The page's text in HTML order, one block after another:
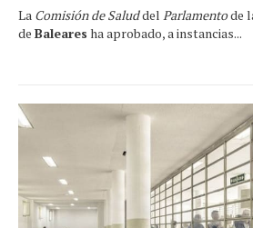
La Comisión de Saluddel Parlamentode
de Baleares ha aprobado, a instancias...